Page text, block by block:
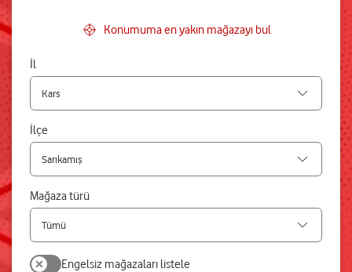
Konumuma en yakın mağazayı bul
İl
İlçe
Mağaza türü
Engelsiz mağazaları listele